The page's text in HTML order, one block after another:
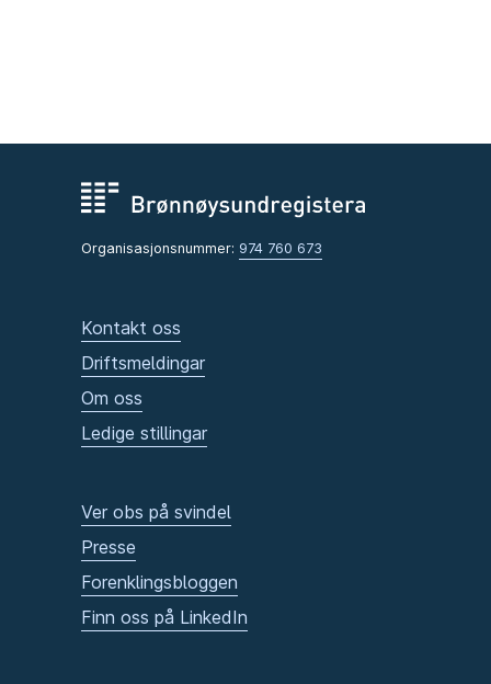
Organisasjonsnummer: 974 760 673
Kontakt oss
Driftsmeldingar
Om oss
Ledige stillingar
Ver obs på svindel
Presse
Forenklingsbloggen
Finn oss på LinkedIn